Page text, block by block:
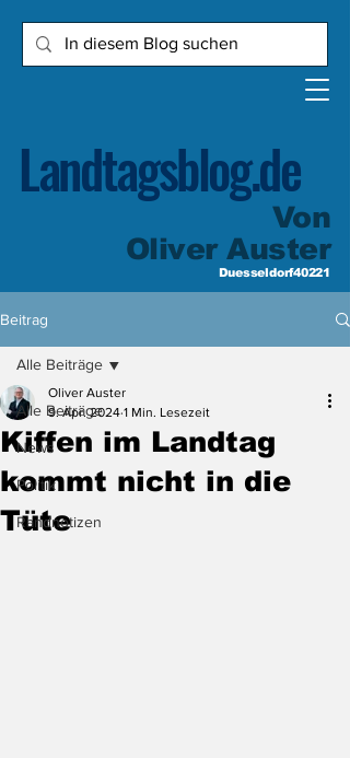
Landtagsblog.de
Von
Oliver Auster
Duesseldorf40221
Beitrag
Alle Beiträge
News
Politik
Randnotizen
Alle Beiträge
Kiffen im Landtag
kommt nicht in die
Tüte
Oliver Auster
9. Apr. 2024 1 Min. Lesezeit